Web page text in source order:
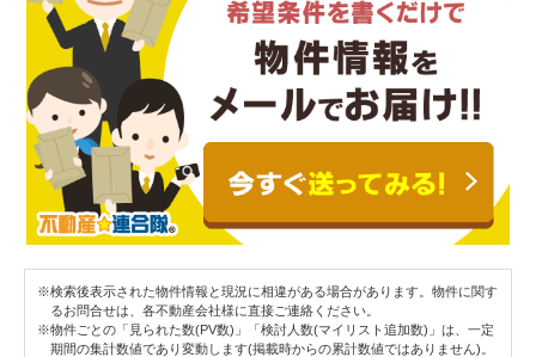
※検索後表示された物件情報と現況に相違がある場合があります。物件に関す
るお問合せは、各不動産会社様に直接ご連絡ください。
※物件ごとの「見られた数(PV数)」「検討人数(マイリスト追加数)」は、一定
期間の集計数値であり変動します(掲載時からの累計数値ではありません)。